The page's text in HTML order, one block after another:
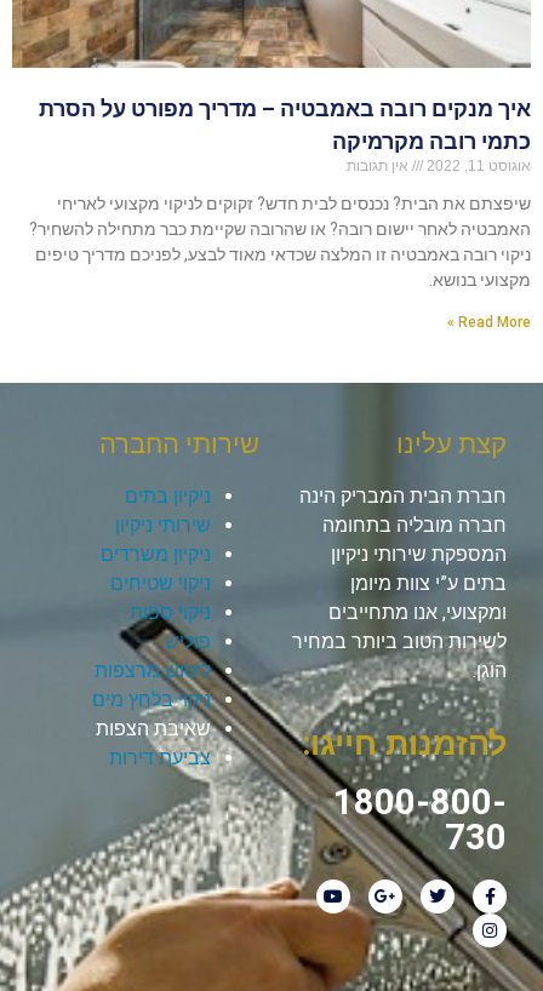
איך מנקים רובה באמבטיה – מדריך מפורט על הסרת
כתמי רובה מקרמיקה
אוגוסט 11, 2022 אין תגובות
שיפצתם את הבית? נכנסים לבית חדש? זקוקים לניקוי מקצועי לאריחי
האמבטיה לאחר יישום רובה? או שהרובה שקיימת כבר מתחילה להשחיר?
ניקוי רובה באמבטיה זו המלצה שכדאי מאוד לבצע, לפניכם מדריך טיפים
מקצועי בנושא.
Read More »
קצת עלינו
חברת הבית המבריק הינה
חברה מובליה בתחומה
המספקת שירותי ניקיון
בתים ע”י צוות מיומן
ומקצועי, אנו מתחייבים
לשירות הטוב ביותר במחיר
הוגן.
להזמנות חייגו:
1800-800-
730
שירותי החברה
ניקיון בתים
שירותי ניקיון
ניקיון משרדים
ניקוי שטיחים
ניקוי ספות
פוליש
ליטוש מרצפות
ניקוי בלחץ מים
שאיבת הצפות
צביעת דירות